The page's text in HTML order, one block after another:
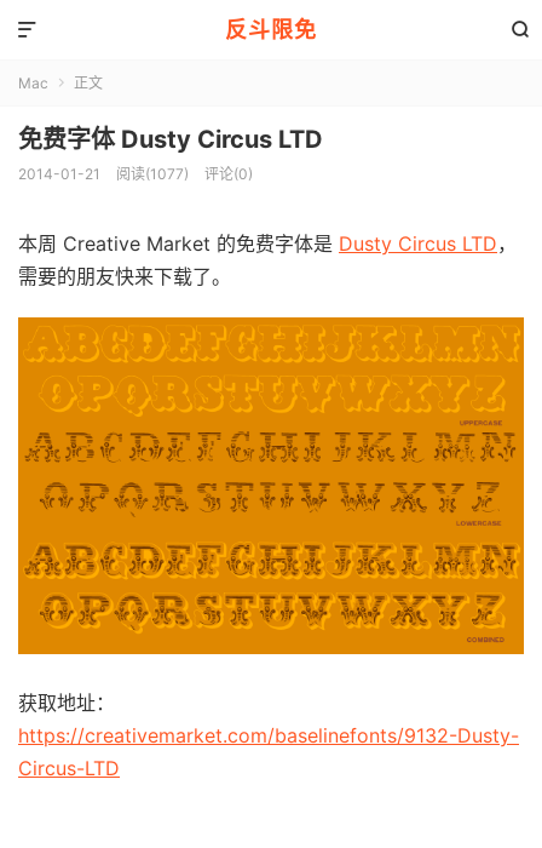
反斗限免 

Mac  正文
免费字体 Dusty Circus LTD
2014-01-21 阅读(1077) 评论(0)
本周 Creative Market 的免费字体是 Dusty Circus LTD，
需要的朋友快来下载了。
获取地址：
https://creativemarket.com/baselinefonts/9132-Dusty-
Circus-LTD